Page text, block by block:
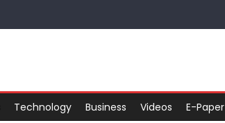
Technology Business Videos E-Paper